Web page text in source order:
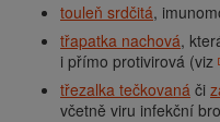
touleň srdčitá,
třapatka nachová,
i přímo protivirová (viz
třezalka tečkovaná či
včetně viru infekční